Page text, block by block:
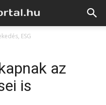
ESG
az
is